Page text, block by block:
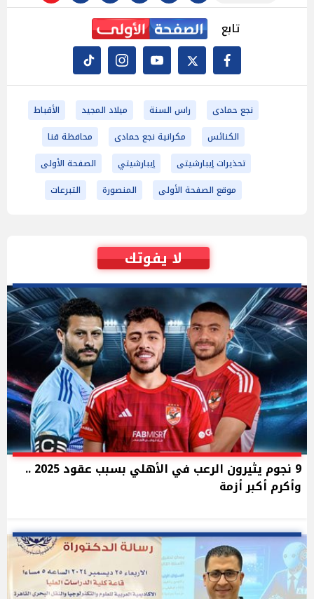
تابع
نجع حمادى راس السنة ميلاد المجيد
الأقباط
الكنائس
مكرانية نجع حمادى
محافظة قنا
تحذيرات إيبارشيتى
إيبارشيتي
الصفحة الأولى
موقع الصفحة الأولى
المنصورة التبرعات
لا يفوتك
9 نجوم يثيرون الرعب في الأهلي بسبب عقود 2025 ..
وأكرم أكبر أزمة